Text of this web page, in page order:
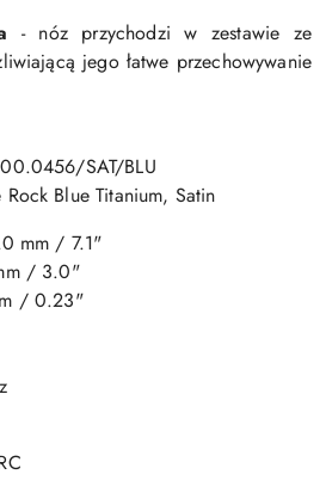
- nóz przychodzi w zestawie ze
jego łatwe przechowywanie
SAT/BLU
Blue Titanium, Satin
mm / 7.1"
/ 3.0"
/ 0.23"